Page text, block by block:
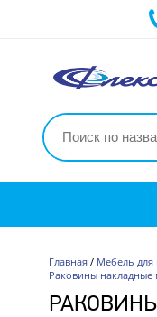
Главная/ Мебель для
Раковины накладные